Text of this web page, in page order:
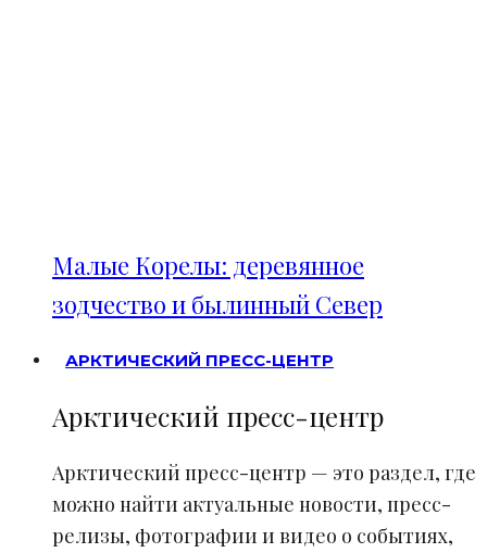
Малые Корелы: деревянное
зодчество и былинный Север
АРКТИЧЕСКИЙ ПРЕСС-ЦЕНТР
Арктический пресс-центр
Арктический пресс-центр — это раздел, где
можно найти актуальные новости, пресс-
релизы, фотографии и видео о событиях,